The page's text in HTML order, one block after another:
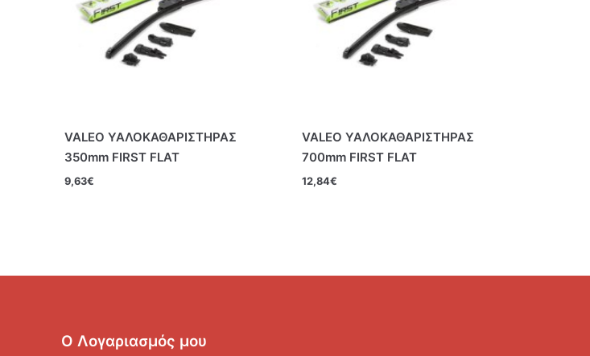
VALEO ΥΑΛΟΚΑΘΑΡΙΣΤΗΡΑΣ
350mm FIRST FLAT
9,63€
VALEO ΥΑΛΟΚΑΘΑΡΙΣΤΗΡΑΣ
700mm FIRST FLAT
12,84€
Ο Λογαριασμός μου